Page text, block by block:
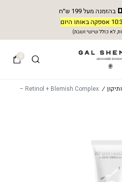
בהזמנה מעל 199 ש״ח
לא כולל שישי ושבת)
0
/
Retinol + Blemish Complex –